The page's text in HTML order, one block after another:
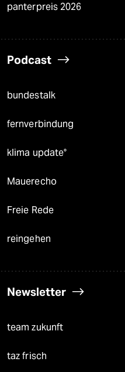
panterpreis 2026
Podcast
bundestalk
fernverbindung
klima update°
Mauerecho
Freie Rede
reingehen
Newsletter
team zukunft
taz frisch